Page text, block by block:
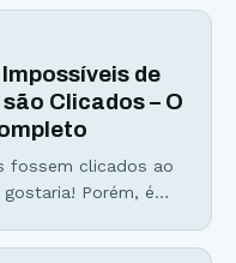
me perguntando
de
Clicados – O
fossem clicados ao
Porém, é
perfeito para seu